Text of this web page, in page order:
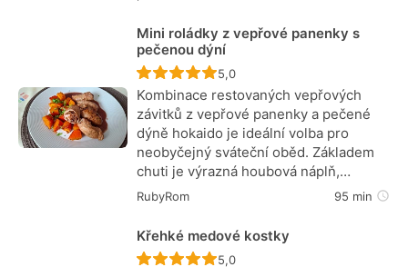
Mini roládky z vepřové panenky s
pečenou dýní
Recept ještě nebyl hodnocen
5,0
Kombinace restovaných vepřových
závitků z vepřové panenky a pečené
dýně hokaido je ideální volba pro
neobyčejný sváteční oběd. Základem
chuti je výrazná houbová náplň,…
RubyRom 95 min
Křehké medové kostky
Recept ještě nebyl hodnocen
5,0